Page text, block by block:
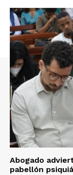
Abogado
pabellón